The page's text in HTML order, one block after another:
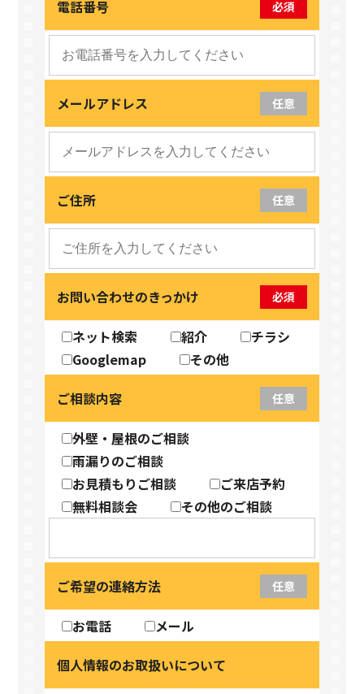
電話番号 必須
メールアドレス 任意
ご住所 任意
お問い合わせのきっかけ 必須
ネット検索 紹介
チラシ
Googlemap
その他
ご相談内容
任意
外壁・屋根のご相談
雨漏りのご相談
お見積もりご相談
ご来店予約
無料相談会
その他のご相談
ご希望の連絡方法 任意
お電話
メール
個人情報のお取扱いについて